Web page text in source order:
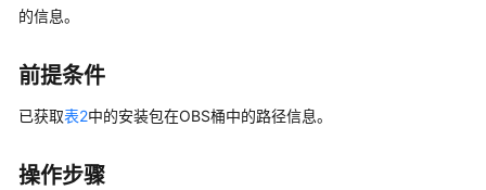
南
SAP
应
用
伸
的信息。
前提条件
已获取表2中的安装包在OBS桶中的路径信息。
操作步骤